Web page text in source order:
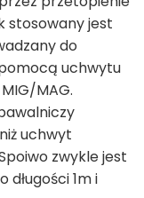
stosowany jest
do
uchwytu
MAG.
uchwyt
zwykle jest
1m i